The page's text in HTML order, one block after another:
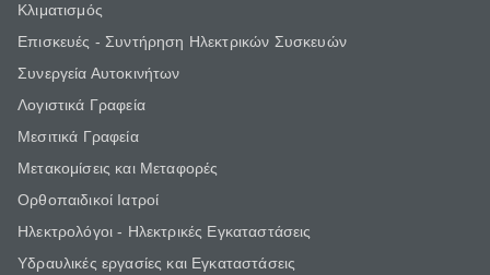
Κλιματισμός
Επισκευές - Συντήρηση Ηλεκτρικών Συσκευών
Συνεργεία Αυτοκινήτων
Λογιστικά Γραφεία
Μεσιτικά Γραφεία
Μετακομίσεις και Μεταφορές
Ορθοπαιδικοί Ιατροί
Ηλεκτρολόγοι - Ηλεκτρικές Εγκαταστάσεις
Υδραυλικές εργασίες και Εγκαταστάσεις